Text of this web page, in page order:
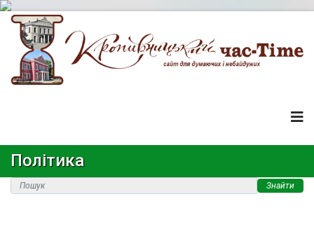
Політика
Знайти